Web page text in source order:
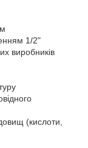
1/2"
виробників
(кислоти,